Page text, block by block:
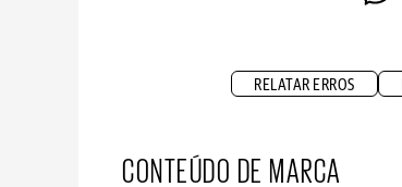
RELATAR ERROS
CONTEÚDO DE MARCA